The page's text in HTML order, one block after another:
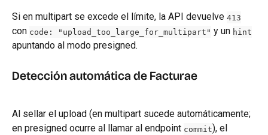
Si en multipart se excede el límite, la API devuelve 413
con code: "upload_too_large_for_multipart" y un hint
apuntando al modo presigned.
Detección automática de Facturae
Al sellar el upload (en multipart sucede automáticamente;
en presigned ocurre al llamar al endpoint commit), el